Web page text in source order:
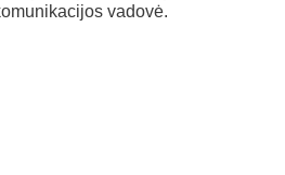
vadovė.